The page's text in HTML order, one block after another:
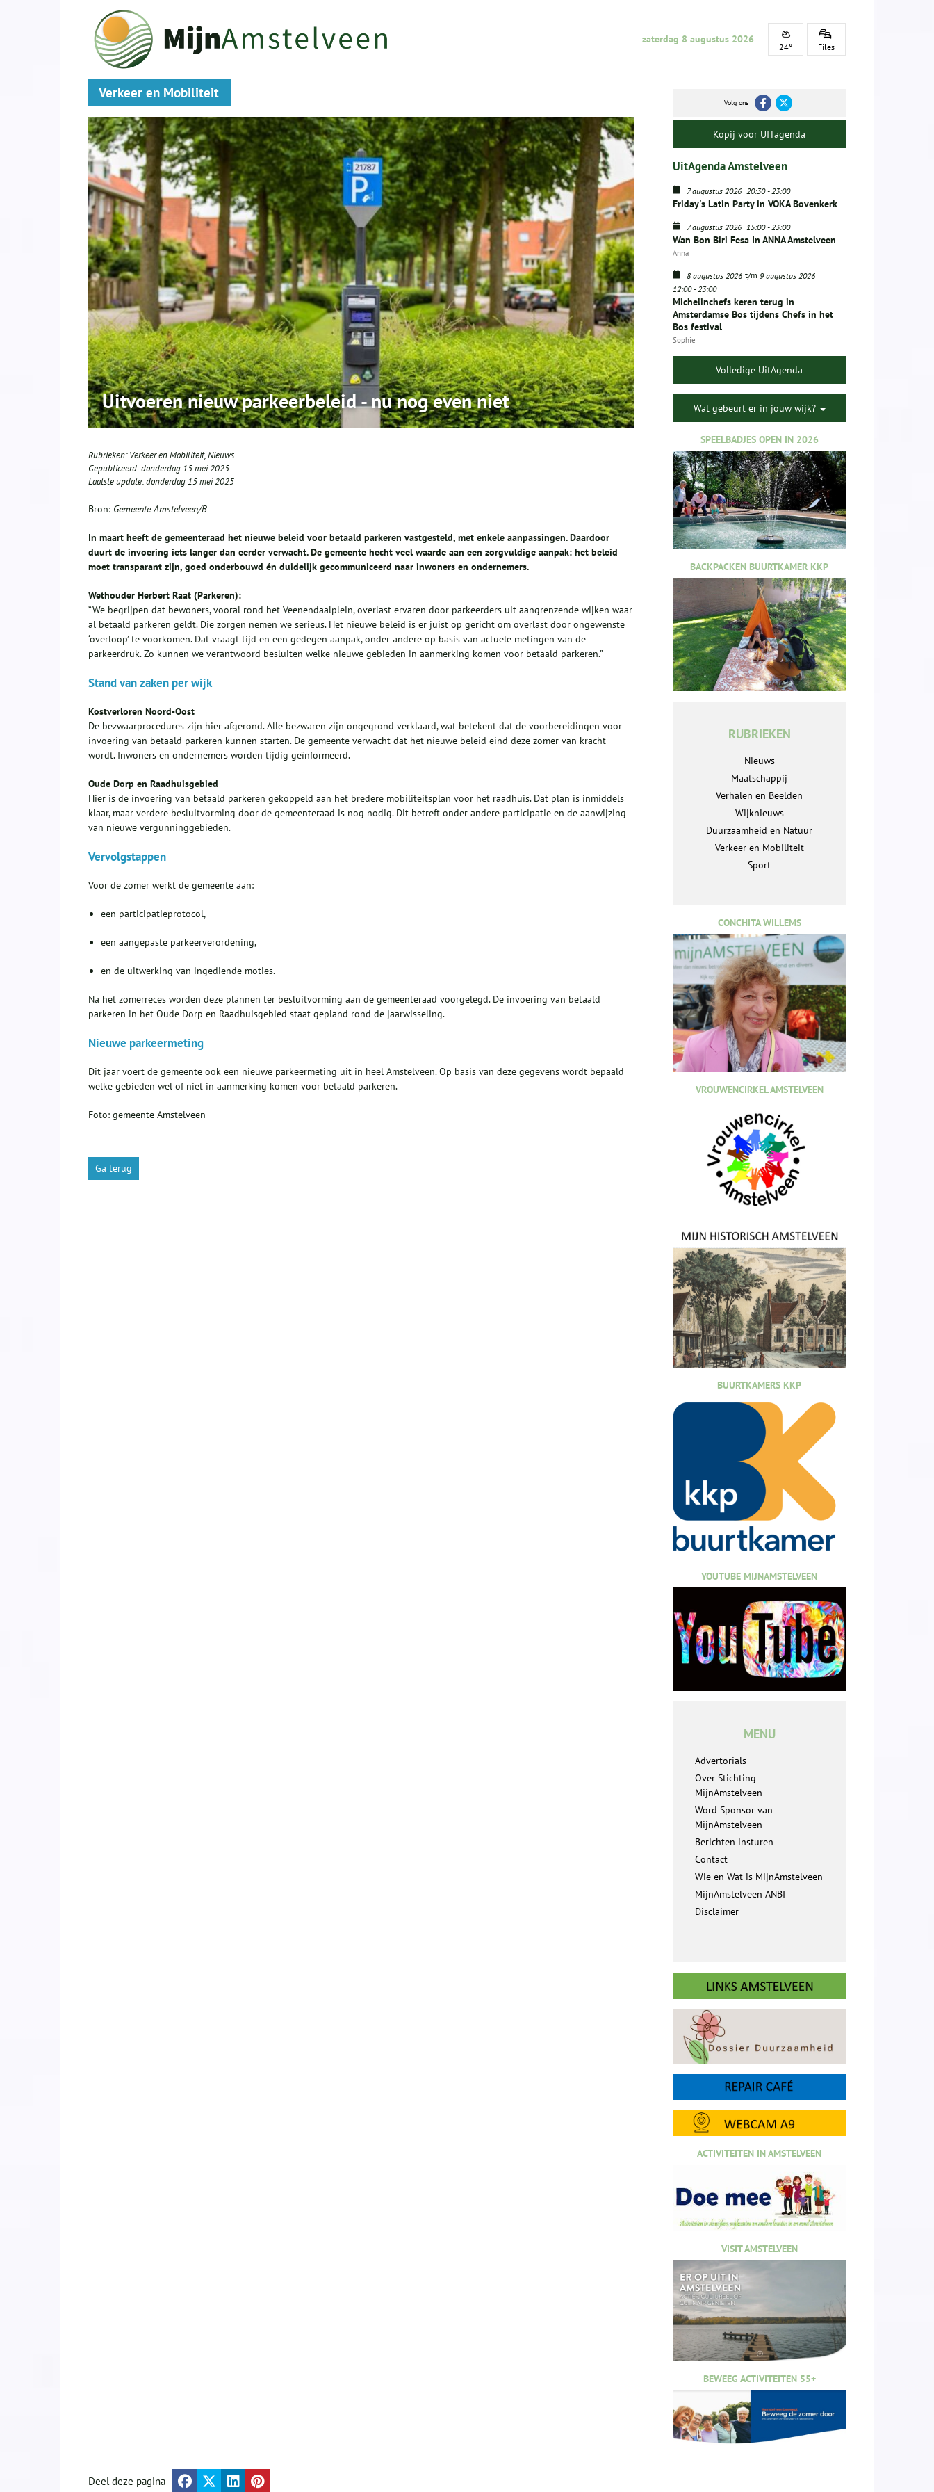
zaterdag 8 augustus 2026
24° Files
Verkeer en Mobiliteit
Uitvoeren nieuw parkeerbeleid - nu nog even niet
Rubrieken:Verkeer en Mobiliteit,Nieuws
Gepubliceerd:donderdag 15 mei 2025
Laatste update:donderdag 15 mei 2025
Bron: Gemeente Amstelveen/B
In maart heeft de gemeenteraad het nieuwe beleid voor betaald parkeren vastgesteld, met enkele aanpassingen. Daardoor
duurt de invoering iets langer dan eerder verwacht. De gemeente hecht veel waarde aan een zorgvuldige aanpak: het beleid
moet transparant zijn, goed onderbouwd én duidelijk gecommuniceerd naar inwoners en ondernemers.
Wethouder Herbert Raat (Parkeren):
“We begrijpen dat bewoners, vooral rond het Veenendaalplein, overlast ervaren door parkeerders uit aangrenzende wijken waar
al betaald parkeren geldt. Die zorgen nemen we serieus. Het nieuwe beleid is er juist op gericht om overlast door ongewenste
‘overloop’ te voorkomen. Dat vraagt tijd en een gedegen aanpak, onder andere op basis van actuele metingen van de
parkeerdruk. Zo kunnen we verantwoord besluiten welke nieuwe gebieden in aanmerking komen voor betaald parkeren.”
Stand van zaken per wijk
Kostverloren Noord-Oost
De bezwaarprocedures zijn hier afgerond. Alle bezwaren zijn ongegrond verklaard, wat betekent dat de voorbereidingen voor
invoering van betaald parkeren kunnen starten. De gemeente verwacht dat het nieuwe beleid eind deze zomer van kracht
wordt. Inwoners en ondernemers worden tijdig geïnformeerd.
Oude Dorp en Raadhuisgebied
Hier is de invoering van betaald parkeren gekoppeld aan het bredere mobiliteitsplan voor het raadhuis. Dat plan is inmiddels
klaar, maar verdere besluitvorming door de gemeenteraad is nog nodig. Dit betreft onder andere participatie en de aanwijzing
van nieuwe vergunninggebieden.
Vervolgstappen
Voor de zomer werkt de gemeente aan:
een participatieprotocol,
een aangepaste parkeerverordening,
en de uitwerking van ingediende moties.
Na het zomerreces worden deze plannen ter besluitvorming aan de gemeenteraad voorgelegd. De invoering van betaald
parkeren in het Oude Dorp en Raadhuisgebied staat gepland rond de jaarwisseling.
Nieuwe parkeermeting
Dit jaar voert de gemeente ook een nieuwe parkeermeting uit in heel Amstelveen. Op basis van deze gegevens wordt bepaald
welke gebieden wel of niet in aanmerking komen voor betaald parkeren.
Foto: gemeente Amstelveen
Ga terug
Volg ons
Kopij voor UITagenda
UitAgenda Amstelveen
7 augustus 2026 20:30-23:00
Friday's Latin Party in VOKA Bovenkerk
7 augustus 2026 15:00-23:00
Wan Bon Biri Fesa In ANNA Amstelveen
Anna
8 augustus 2026 t/m 9 augustus 2026
12:00-23:00
Michelinchefs keren terug in
Amsterdamse Bos tijdens Chefs in het
Bos festival
Sophie
Volledige UitAgenda
Wat gebeurt er in jouw wijk?
SPEELBADJES OPEN IN 2026
BACKPACKEN BUURTKAMER KKP
RUBRIEKEN
Nieuws
Maatschappij
Verhalen en Beelden
Wijknieuws
Duurzaamheid en Natuur
Verkeer en Mobiliteit
Sport
CONCHITA WILLEMS
VROUWENCIRKEL AMSTELVEEN
BUURTKAMERS KKP
YOUTUBE MIJNAMSTELVEEN
MENU
Advertorials
Over Stichting
MijnAmstelveen
Word Sponsor van
MijnAmstelveen
Berichten insturen
Contact
Wie en Wat is MijnAmstelveen
MijnAmstelveen ANBI
Disclaimer
ACTIVITEITEN IN AMSTELVEEN
VISIT AMSTELVEEN
BEWEEG ACTIVITEITEN 55+
Deel deze pagina